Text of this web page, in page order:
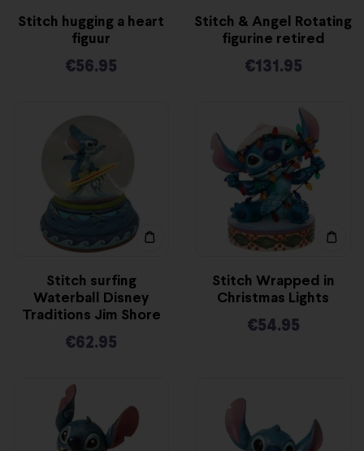
Stitch hugging a heart
figuur
€56.95
Stitch & Angel Rotating
figurine retired
€131.95
Stitch surfing
Waterball Disney
Traditions Jim Shore
€62.95
Stitch Wrapped in
Christmas Lights
€54.95